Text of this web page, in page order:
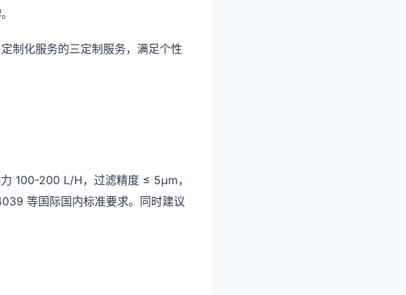
制化服务的三定制服务，满足个性
100-200 L/H，过滤精度 ≤ 5μm，
等国际国内标准要求。同时建议